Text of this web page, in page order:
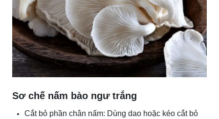
Sơ chế nấm bào ngư trắng
Cắt bỏ phần chân nấm: Dùng dao hoặc kéo cắt bỏ